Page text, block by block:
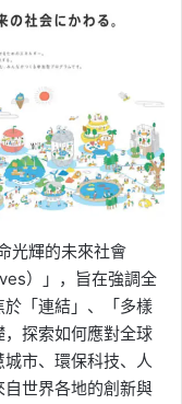
光輝的未來社會
）」，旨在強調全
「連結」、「多樣
探索如何應對全球
市、環保科技、人
世界各地的創新與